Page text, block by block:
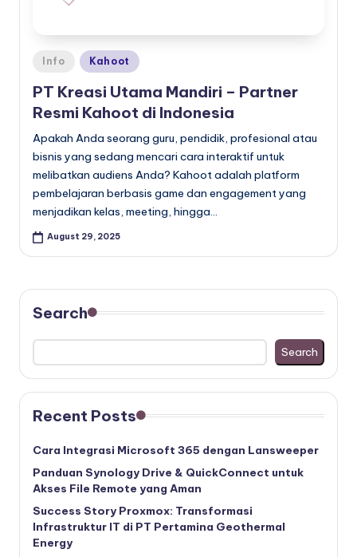
Posted
Info Kahoot
PT Kreasi Utama Mandiri – Partner
Resmi Kahoot di Indonesia
Apakah Anda seorang guru, pendidik, profesional atau
bisnis yang sedang mencari cara interaktif untuk
melibatkan audiens Anda? Kahoot adalah platform
pembelajaran berbasis game dan engagement yang
menjadikan kelas, meeting, hingga…
August 29, 2025
Search
Search
Recent Posts
Cara Integrasi Microsoft 365 dengan Lansweeper
Panduan Synology Drive & QuickConnect untuk
Akses File Remote yang Aman
Success Story Proxmox: Transformasi
Infrastruktur IT di PT Pertamina Geothermal
Energy